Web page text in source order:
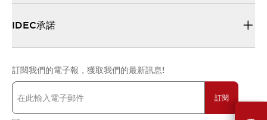
IDEC承諾
訂閱我們的電子報，獲取我們的最新訊息!
訂閱